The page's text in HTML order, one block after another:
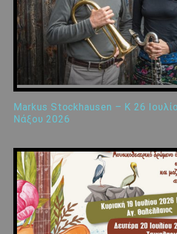
Markus Stockhausen – K 26
Νάξου 2026